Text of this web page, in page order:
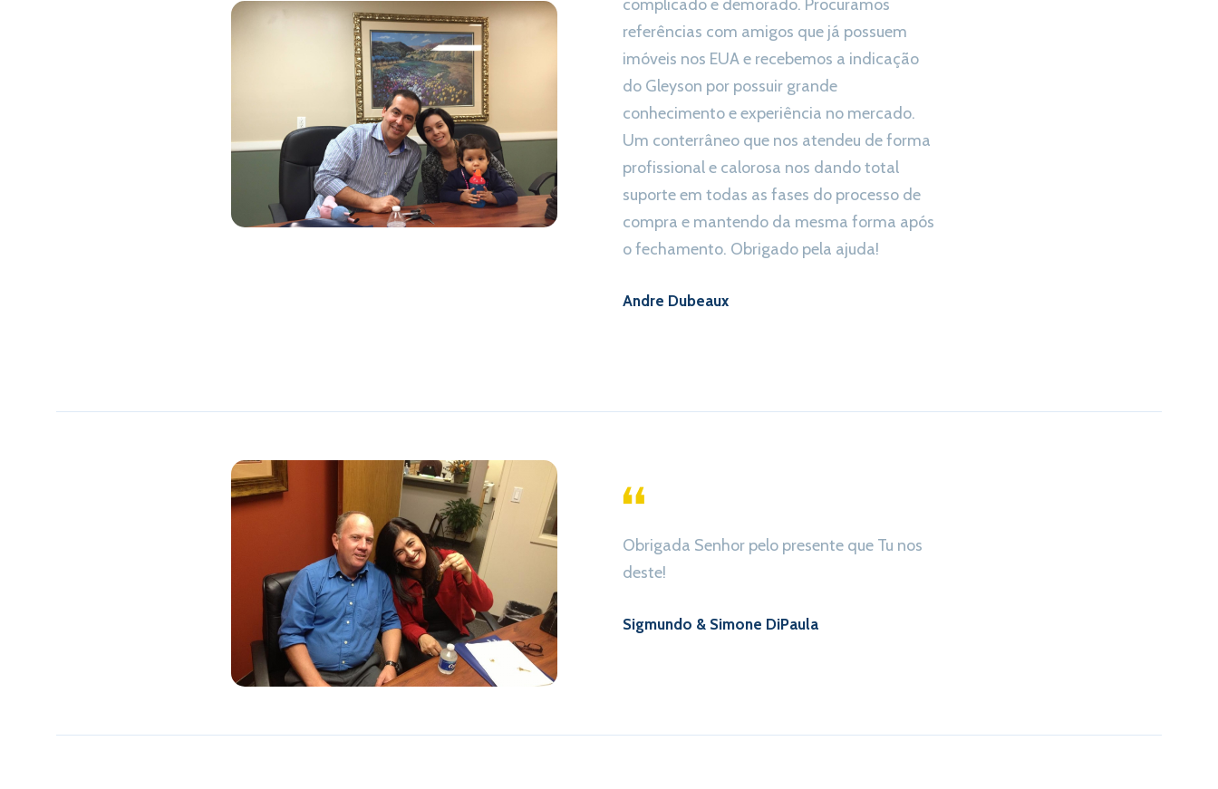
complicado e demorado. Procuramos
referências com amigos que já possuem
imóveis nos EUA e recebemos a indicação
do Gleyson por possuir grande
conhecimento e experiência no mercado.
Um conterrâneo que nos atendeu de forma
profissional e calorosa nos dando total
suporte em todas as fases do processo de
compra e mantendo da mesma forma após
o fechamento. Obrigado pela ajuda!
Andre Dubeaux
Obrigada Senhor pelo presente que Tu nos
deste!
Sigmundo & Simone DiPaula